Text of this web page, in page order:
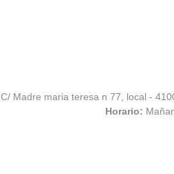
C/ Madre maria teresa n 77, local -
Horario: